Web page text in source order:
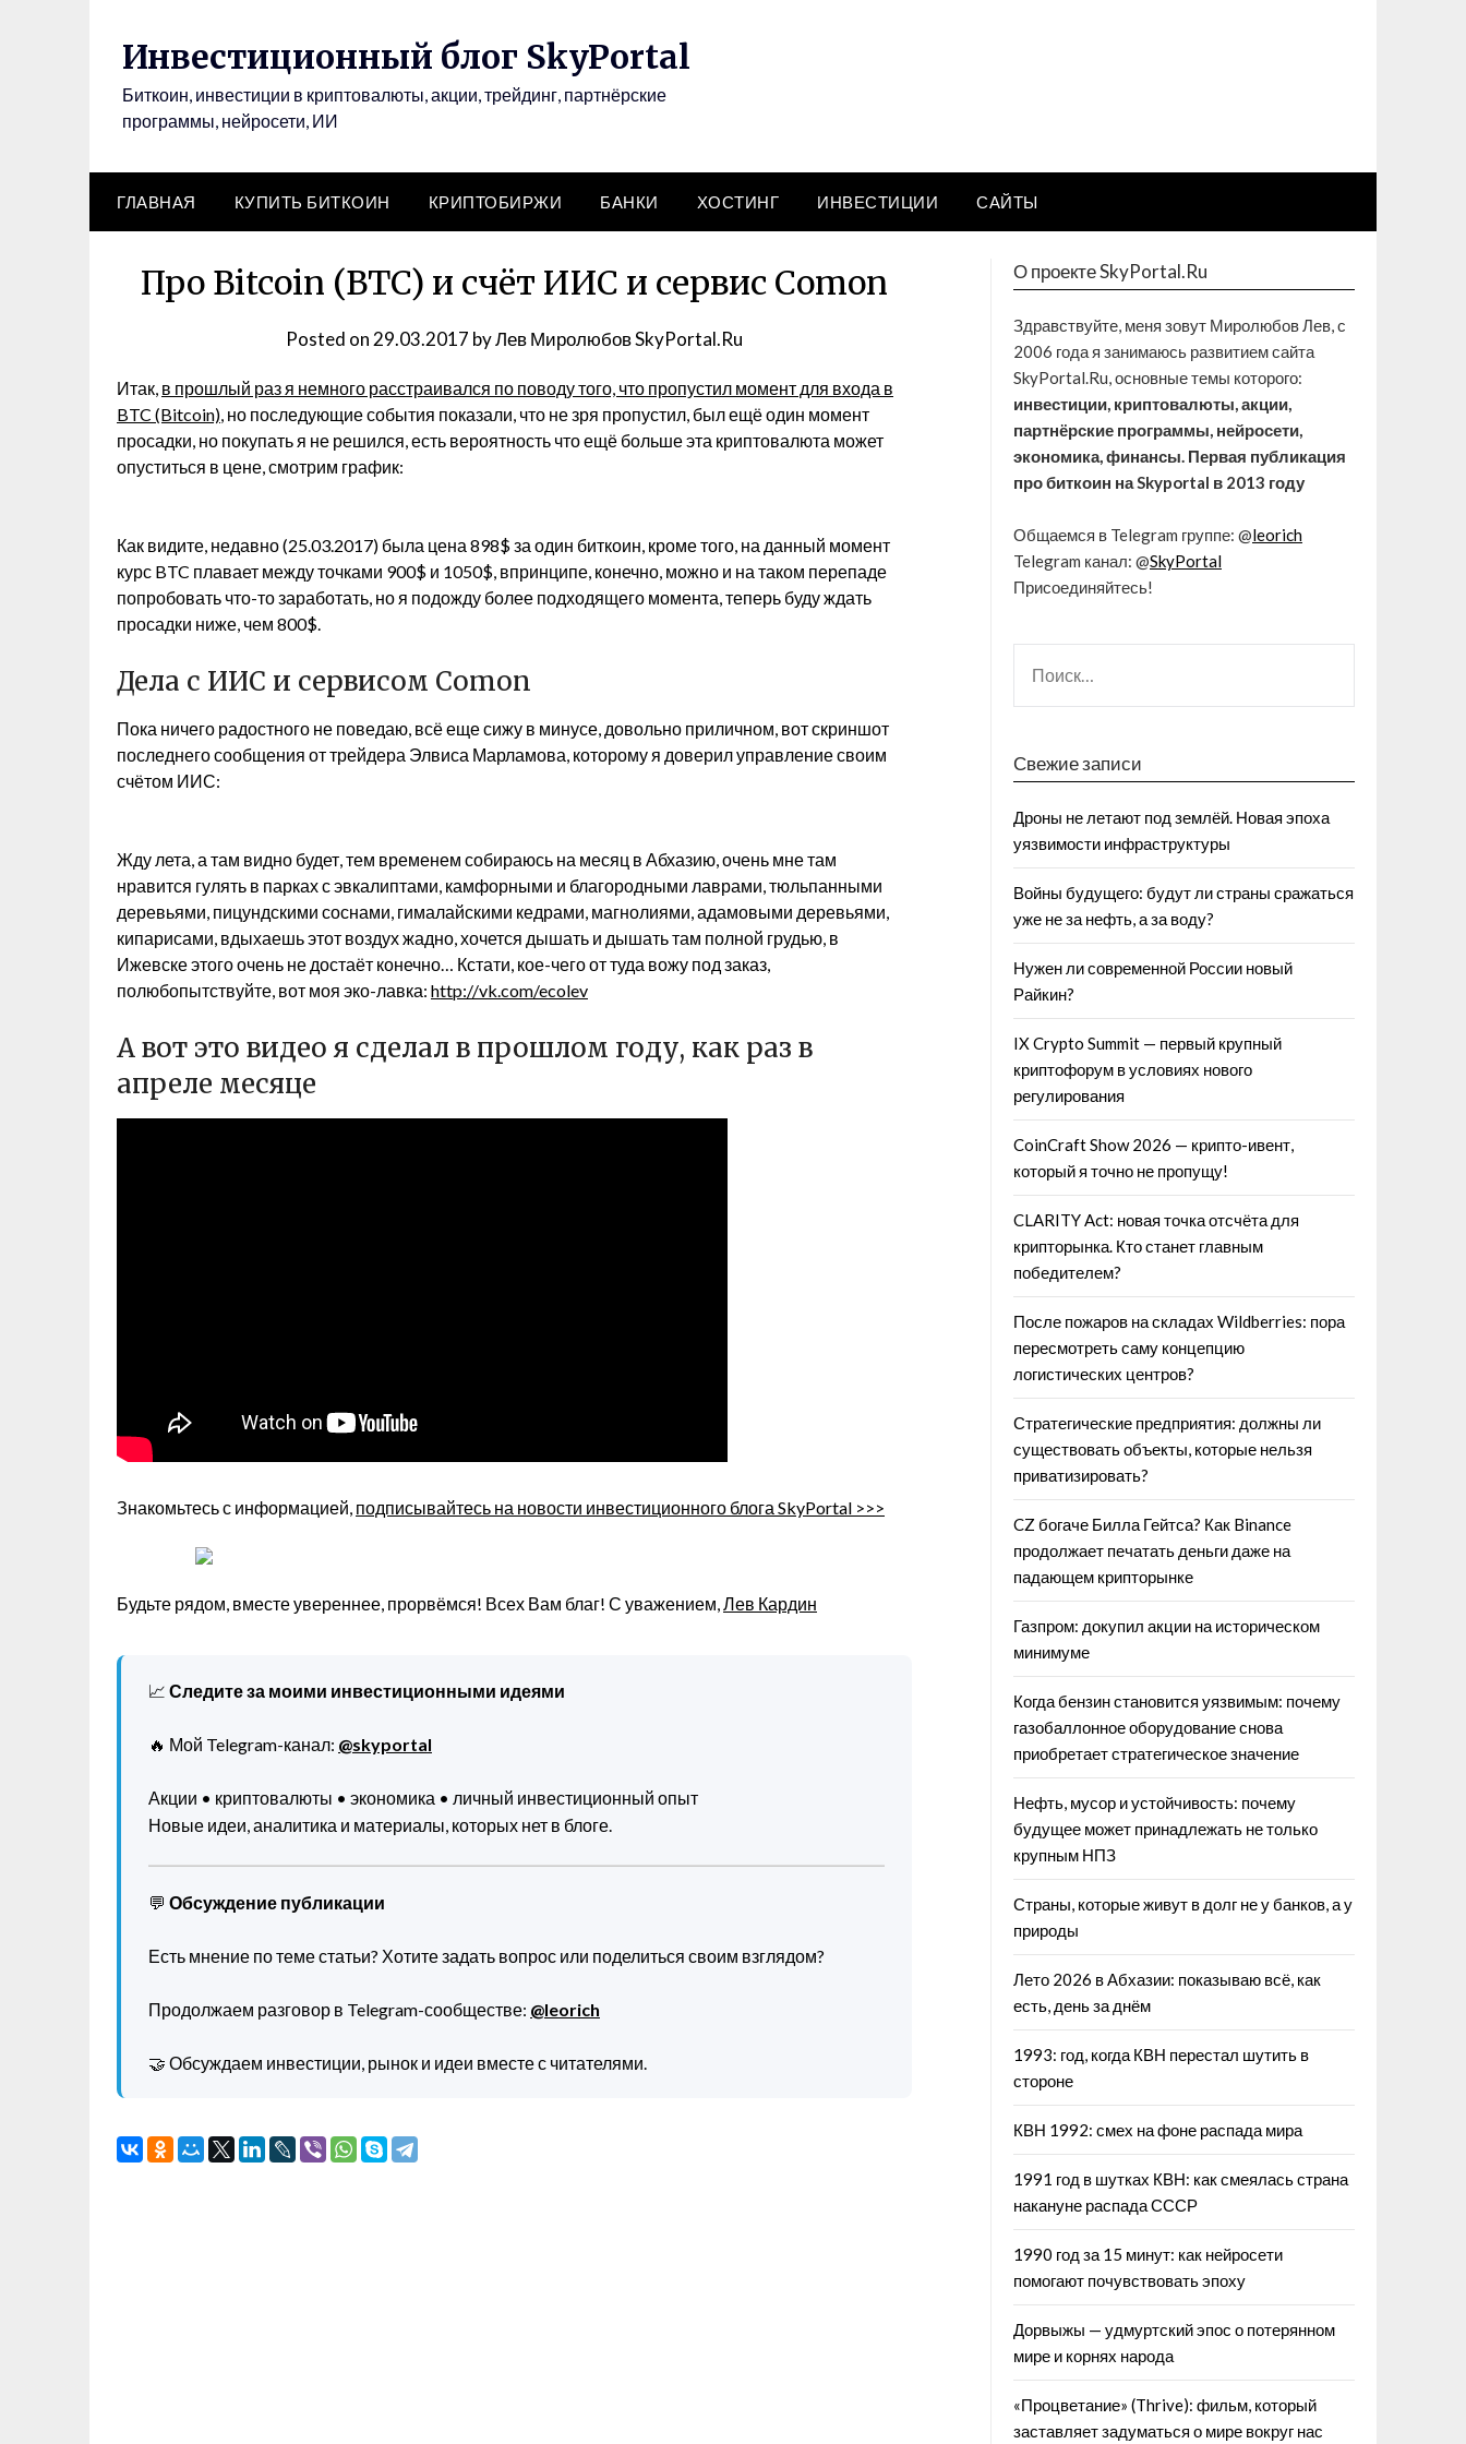
Инвестиционный блог SkyPortal
Биткоин, инвестиции в криптовалюты, акции, трейдинг, партнёрские
программы, нейросети, ИИ
ГЛАВНАЯ КУПИТЬ БИТКОИН КРИПТОБИРЖИ БАНКИ ХОСТИНГ ИНВЕСТИЦИИ САЙТЫ
Про Bitcoin (BTC) и счёт ИИС и сервис Comon
Posted on 29.03.2017 byЛев Миролюбов SkyPortal.Ru
Итак, в прошлый раз я немного расстраивался по поводу того, что пропустил момент для входа в
BTC (Bitcoin), но последующие события показали, что не зря пропустил, был ещё один момент
просадки, но покупать я не решился, есть вероятность что ещё больше эта криптовалюта может
опуститься в цене, смотрим график:
Как видите, недавно (25.03.2017) была цена 898$ за один биткоин, кроме того, на данный момент
курс BTC плавает между точками 900$ и 1050$, впринципе, конечно, можно и на таком перепаде
попробовать что-то заработать, но я подожду более подходящего момента, теперь буду ждать
просадки ниже, чем 800$.
Дела с ИИС и сервисом Comon
Пока ничего радостного не поведаю, всё еще сижу в минусе, довольно приличном, вот скриншот
последнего сообщения от трейдера Элвиса Марламова, которому я доверил управление своим
счётом ИИС:
Жду лета, а там видно будет, тем временем собираюсь на месяц в Абхазию, очень мне там
нравится гулять в парках с эвкалиптами, камфорными и благородными лаврами, тюльпанными
деревьями, пицундскими соснами, гималайскими кедрами, магнолиями, адамовыми деревьями,
кипарисами, вдыхаешь этот воздух жадно, хочется дышать и дышать там полной грудью, в
Ижевске этого очень не достаёт конечно… Кстати, кое-чего от туда вожу под заказ,
полюбопытствуйте, вот моя эко-лавка: http://vk.com/ecolev
А вот это видео я сделал в прошлом году, как раз в
апреле месяце
Знакомьтесь с информацией, подписывайтесь на новости инвестиционного блога SkyPortal >>>
Будьте рядом, вместе увереннее, прорвёмся! Всех Вам благ! С уважением,Лев Кардин
📈 Следите за моими инвестиционными идеями
🔥 Мой Telegram-канал: @skyportal
Акции • криптовалюты • экономика • личный инвестиционный опыт
Новые идеи, аналитика и материалы, которых нет в блоге.
💬 Обсуждение публикации
Есть мнение по теме статьи? Хотите задать вопрос или поделиться своим взглядом?
Продолжаем разговор в Telegram-сообществе: @leorich
🤝 Обсуждаем инвестиции, рынок и идеи вместе с читателями.
О проекте SkyPortal.Ru
Здравствуйте, меня зовут Миролюбов Лев, с
2006 года я занимаюсь развитием сайта
SkyPortal.Ru, основные темы которого:
инвестиции, криптовалюты, акции,
партнёрские программы, нейросети,
экономика, финансы. Первая публикация
про биткоин на Skyportal в 2013 году
Общаемся в Telegram группе: @leorich
Telegram канал: @SkyPortal
Присоединяйтесь!
Свежие записи
Дроны не летают под землёй. Новая эпоха
уязвимости инфраструктуры
Войны будущего: будут ли страны сражаться
уже не за нефть, а за воду?
Нужен ли современной России новый
Райкин?
IX Crypto Summit — первый крупный
криптофорум в условиях нового
регулирования
CoinCraft Show 2026 — крипто-ивент,
который я точно не пропущу!
CLARITY Act: новая точка отсчёта для
крипторынка. Кто станет главным
победителем?
После пожаров на складах Wildberries: пора
пересмотреть саму концепцию
логистических центров?
Стратегические предприятия: должны ли
существовать объекты, которые нельзя
приватизировать?
CZ богаче Билла Гейтса? Как Binance
продолжает печатать деньги даже на
падающем крипторынке
Газпром: докупил акции на историческом
минимуме
Когда бензин становится уязвимым: почему
газобаллонное оборудование снова
приобретает стратегическое значение
Нефть, мусор и устойчивость: почему
будущее может принадлежать не только
крупным НПЗ
Страны, которые живут в долг не у банков, а у
природы
Лето 2026 в Абхазии: показываю всё, как
есть, день за днём
1993: год, когда КВН перестал шутить в
стороне
КВН 1992: смех на фоне распада мира
1991 год в шутках КВН: как смеялась страна
накануне распада СССР
1990 год за 15 минут: как нейросети
помогают почувствовать эпоху
Дорвыжы — удмуртский эпос о потерянном
мире и корнях народа
«Процветание» (Thrive): фильм, который
заставляет задуматься о мире вокруг нас